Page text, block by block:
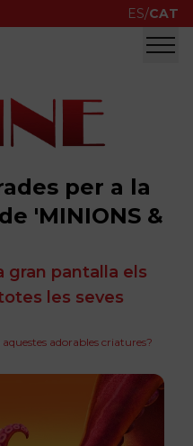
ES/CAT
per a la
'MINIONS &
gran pantalla els
les seves
adorables criatures?